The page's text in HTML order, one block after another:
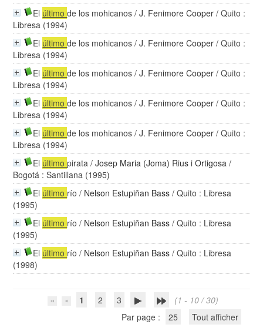
El últimode los mohicanos /J. Fenimore Cooper / Quito :
Libresa (1994)
El últimode los mohicanos /J. Fenimore Cooper / Quito :
Libresa (1994)
El últimode los mohicanos /J. Fenimore Cooper / Quito :
Libresa (1994)
El últimode los mohicanos /J. Fenimore Cooper / Quito :
Libresa (1994)
El últimode los mohicanos /J. Fenimore Cooper / Quito :
Libresa (1994)
El últimopirata /Josep Maria (Joma) Rius i Ortigosa /
Bogotá : Santillana (1995)
El último río / Nelson Estupiñan Bass / Quito : Libresa
(1995)
El último río / Nelson Estupiñan Bass / Quito : Libresa
(1995)
El último río / Nelson Estupiñan Bass / Quito : Libresa
(1998)
1 2 3
(1 - 10 / 30)
Par page :
25 Tout afficher